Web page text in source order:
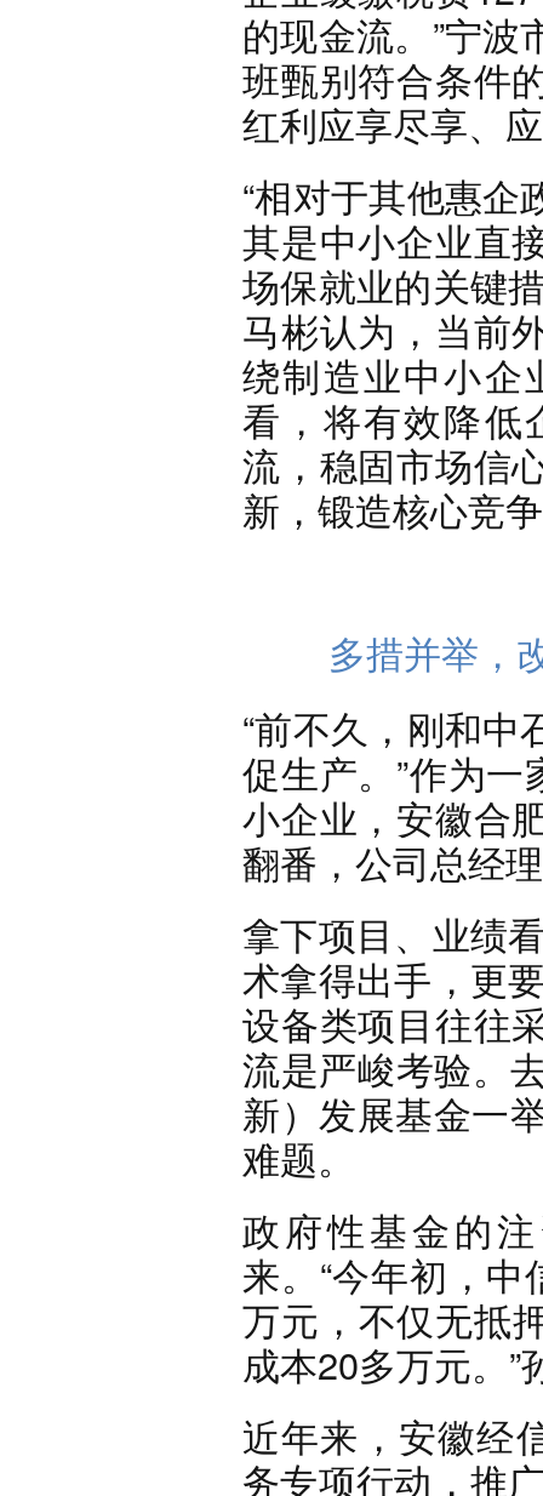
的现金流。”宁
班甄别符合条件
红利应享尽享、
“相对于其他惠
其是中小企业直
场保就业的关键
马彬认为，当前
绕制造业中小企
看，将有效降低
流，稳固市场信
新，锻造核心竞
多措并举，
“前不久，刚和
促生产。”作为一
小企业，安徽合
翻番，公司总经
拿下项目、业绩
术拿得出手，更
设备类项目往往
流是严峻考验。
新）发展基金一
难题。
政府性基金的
来。 “今年初，中
万元，不仅无抵
成本20多万元。”
近年来，安徽经
务专项行动，推